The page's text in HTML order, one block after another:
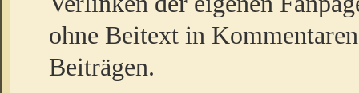
ohne Beitext in
Beiträgen.